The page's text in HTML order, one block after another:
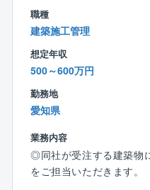
同社は、1988年の設立以
積み重ねており、国土交
時間も比較的少ないなど
視した働きやすい環境も
成長を支援する教育体制
境で専門性を高めていき
【同社の魅力】
☆残業少なめ
職種
建築施工管理
想定年収
500～600万円
勤務地
愛知県
業務内容
◎同社が受注する建築物
をご担当いただきます。